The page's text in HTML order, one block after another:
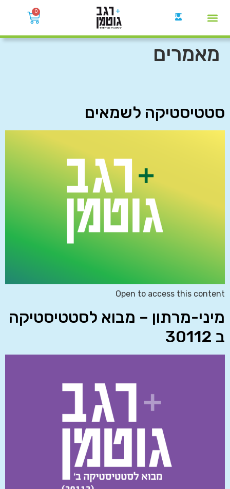
0
מאמרים
סטטיסטיקה לשמאים
Open to access this content
מיני-מרתון – מבוא לסטטיסטיקה
ב 30112